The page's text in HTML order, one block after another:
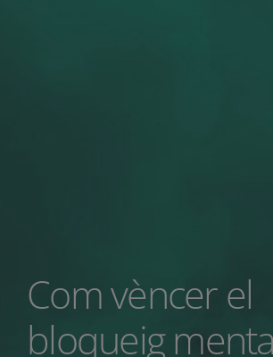
Com vèncer el
bloqueig